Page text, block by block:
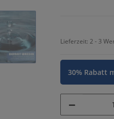
Lieferzeit: 2 - 3
30% Rabatt